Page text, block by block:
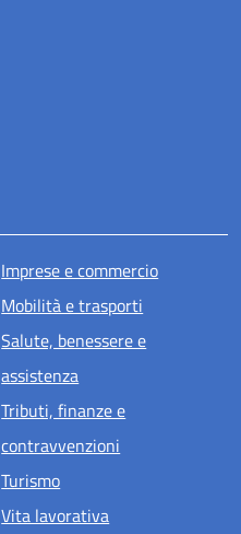
Imprese e commercio
Mobilità e trasporti
Salute, benessere e
assistenza
Tributi, finanze e
contravvenzioni
Turismo
Vita lavorativa